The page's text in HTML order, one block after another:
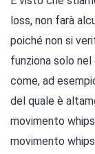
loss, non farà
poiché non si
funziona solo
come, ad
del quale è
movimento
movimento